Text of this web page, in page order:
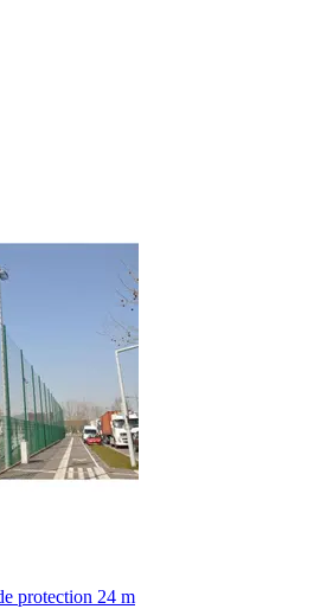
protection 24 m